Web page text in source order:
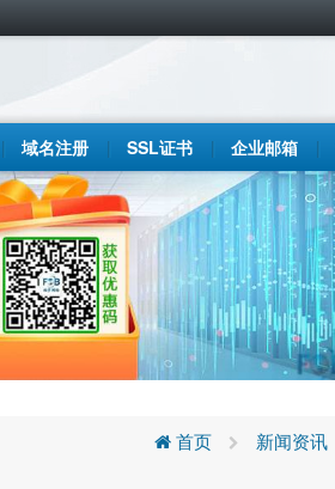
域名注册 SSL证书 企业邮箱
首页 新闻资讯